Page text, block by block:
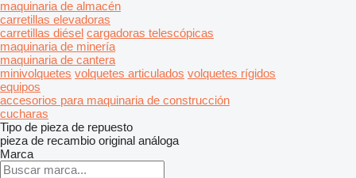
maquinaria de almacén
carretillas elevadoras
carretillas diésel cargadoras telescópicas
maquinaria de minería
maquinaria de cantera
minivolquetes volquetes articulados volquetes rígidos
equipos
accesorios para maquinaria de construcción
cucharas
Tipo de pieza de repuesto
pieza de recambio original análoga
Marca